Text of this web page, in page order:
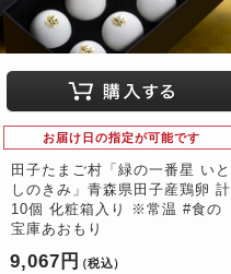
お届け日の指定が可能です
田子たまご村「緑の一番星 いと
しのきみ」青森県田子産鶏卵 計
10個 化粧箱入り ※常温 #食の
宝庫あおもり
9,067円 （税込）